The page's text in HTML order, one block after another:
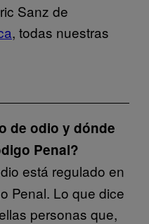
Sanz de
, todas nuestras
de odio y dónde
Penal?
está regulado en
Penal. Lo que dice
personas que,